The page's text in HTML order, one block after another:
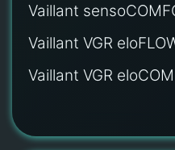
Vaillant
Vaillant VGR
Vaillant VGR